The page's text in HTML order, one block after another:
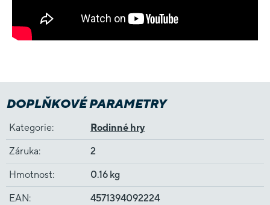
DOPLŇKOVÉ PARAMETRY
Kategorie: Rodinné hry
Záruka: 2
Hmotnost: 0.16 kg
EAN: 4571394092224